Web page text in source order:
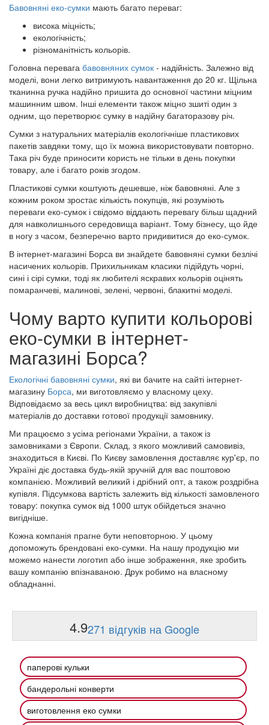
Бавовняні еко-сумки мають багато переваг:
висока міцність;
екологічність;
різноманітність кольорів.
Головна перевага бавовняних сумок - надійність. Залежно від
моделі, вони легко витримують навантаження до 20 кг. Щільна
тканинна ручка надійно пришита до основної частини міцним
машинним швом. Інші елементи також міцно зшиті один з
одним, що перетворює сумку в надійну багаторазову річ.
Сумки з натуральних матеріалів екологічніше пластикових
пакетів завдяки тому, що їх можна використовувати повторно.
Така річ буде приносити користь не тільки в день покупки
товару, але і багато років згодом.
Пластикові сумки коштують дешевше, ніж бавовняні. Але з
кожним роком зростає кількість покупців, які розуміють
переваги еко-сумок і свідомо віддають перевагу більш щадний
для навколишнього середовища варіант. Тому бізнесу, що йде
в ногу з часом, безперечно варто придивитися до еко-сумок.
В інтернет-магазині Борса ви знайдете бавовняні сумки безлічі
насичених кольорів. Прихильникам класики підійдуть чорні,
сині і сірі сумки, тоді як любителі яскравих кольорів оцінять
помаранчеві, малинові, зелені, червоні, блакитні моделі.
Чому варто купити кольорові
еко-сумки в інтернет-
магазині Борса?
Екологічні бавовняні сумки, які ви бачите на сайті інтернет-
магазину Борса, ми виготовляємо у власному цеху.
Відповідаємо за весь цикл виробництва: від закупівлі
матеріалів до доставки готової продукції замовнику.
Ми працюємо з усіма регіонами України, а також із
замовниками з Європи. Склад, з якого можливий самовивіз,
знаходиться в Києві. По Києву замовлення доставляє кур'єр, по
Україні діє доставка будь-якій зручній для вас поштовою
компанією. Можливий великий і дрібний опт, а також роздрібна
купівля. Підсумкова вартість залежить від кількості замовленого
товару: покупка сумок від 1000 штук обійдеться значно
вигідніше.
Кожна компанія прагне бути неповторною. У цьому
допоможуть брендовані еко-сумки. На нашу продукцію ми
можемо нанести логотип або інше зображення, яке зробить
вашу компанію впізнаваною. Друк робимо на власному
обладнанні.
4.9271 відгуків на Google
паперові кульки
бандерольні конверти
виготовлення еко сумки